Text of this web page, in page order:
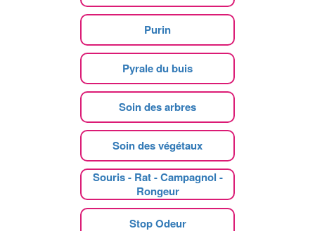
Purin
Pyrale du buis
Soin des arbres
Soin des végétaux
Souris - Rat - Campagnol -
Rongeur
Stop Odeur